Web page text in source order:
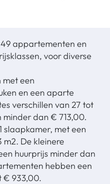
appartementen en
voor diverse
met een
en een aparte
verschillen van 27 tot
minder dan € 713,00.
slaapkamer, met een
De kleinere
huurprijs minder dan
hebben een
€ 933,00.